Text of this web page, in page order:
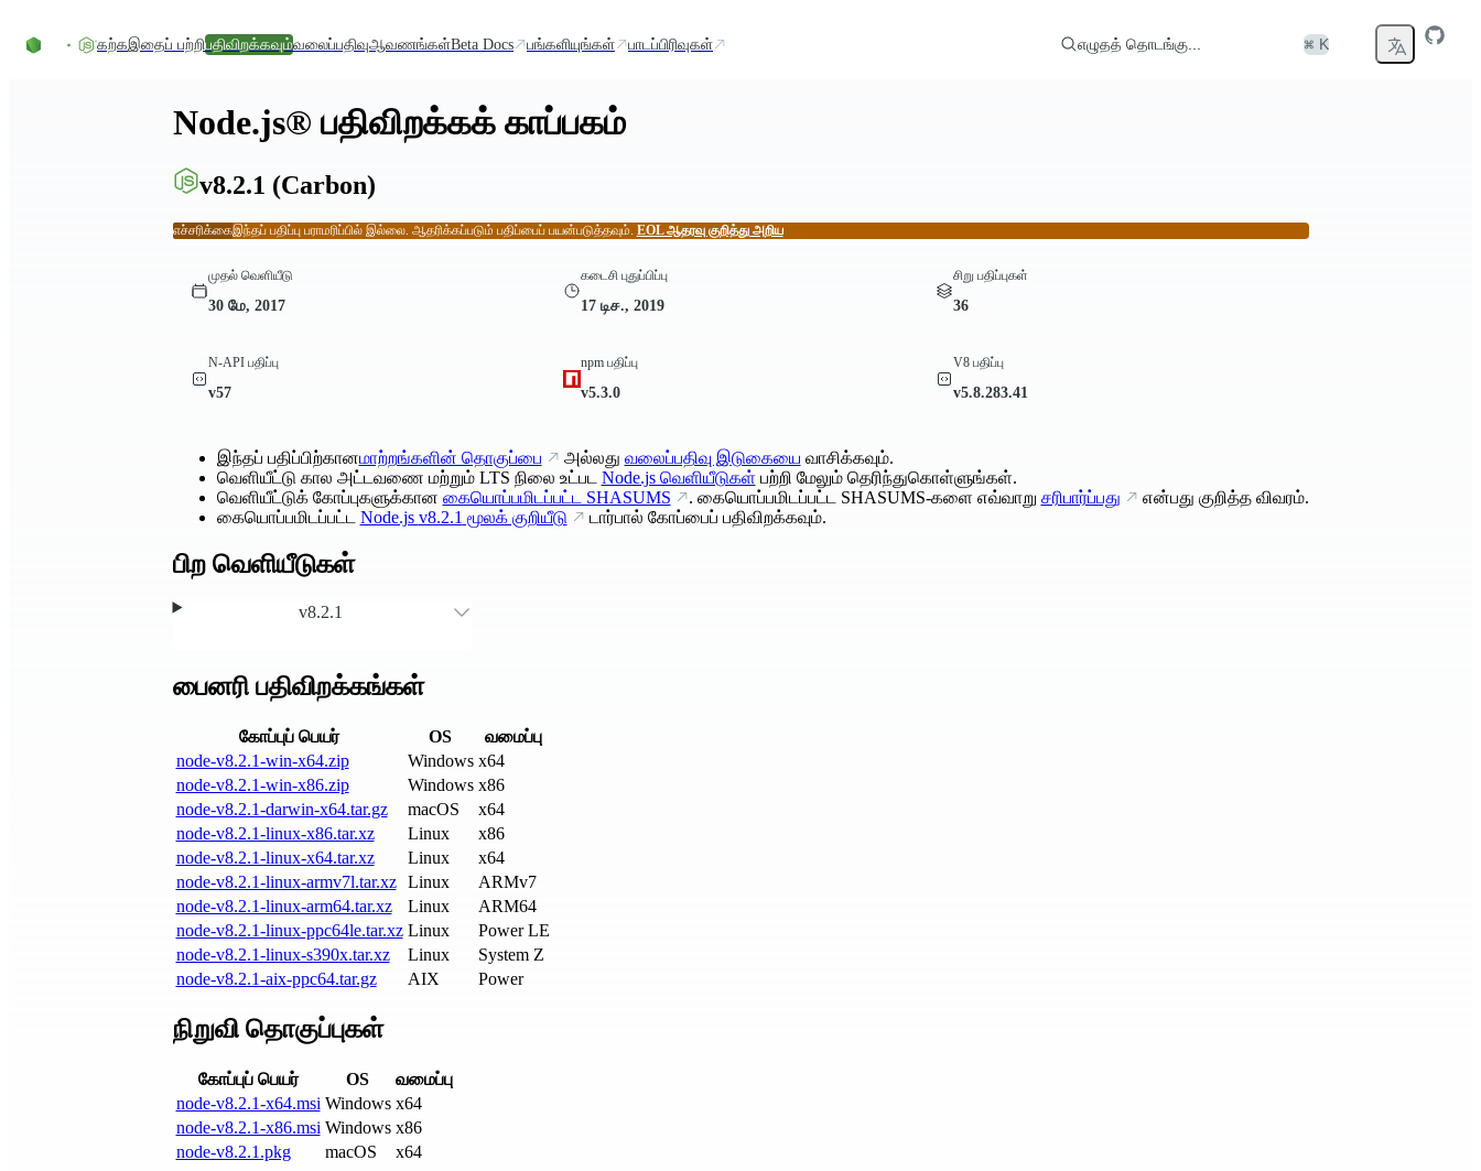
கற்கஇதைப் பற்றிபதிவிறக்கவும்வலைப்பதிவுஆவணங்கள்Beta Docs பங்களியுங்கள் பாடப்பிரிவுகள் எழுதத் தொடங்கு... ⌘ K
Node.js® பதிவிறக்கக் காப்பகம்
v8.2.1 (Carbon)
எச்சரிக்கைஇந்தப் பதிப்பு பராமரிப்பில் இல்லை. ஆதரிக்கப்படும் பதிப்பைப் பயன்படுத்தவும். EOL ஆதரவு குறித்து அறிய
முதல் வெளியீடு
30 மே, 2017
கடைசி புதுப்பிப்பு
17 டிச., 2019
சிறு பதிப்புகள்
36
N-API பதிப்பு
v57
npm பதிப்பு
v5.3.0
V8 பதிப்பு
v5.8.283.41
இந்தப் பதிப்பிற்கானமாற்றங்களின் தொகுப்பை அல்லது வலைப்பதிவு இடுகையை வாசிக்கவும்.
வெளியீட்டு கால அட்டவணை மற்றும் LTS நிலை உட்பட Node.js வெளியீடுகள் பற்றி மேலும் தெரிந்துகொள்ளுங்கள்.
வெளியீட்டுக் கோப்புகளுக்கான கையொப்பமிடப்பட்ட SHASUMS . கையொப்பமிடப்பட்ட SHASUMS-களை எவ்வாறு சரிபார்ப்பது
என்பது குறித்த விவரம்.
கையொப்பமிடப்பட்ட Node.js v8.2.1 மூலக் குறியீடு டார்பால் கோப்பைப் பதிவிறக்கவும்.
பிற வெளியீடுகள்
v8.2.1
பைனரி பதிவிறக்கங்கள்
கோப்புப் பெயர் OS
வமைப்பு
node-v8.2.1-win-x64.zip
Windows x64
node-v8.2.1-win-x86.zip
Windows x86
node-v8.2.1-darwin-x64.tar.gz
macOS
x64
node-v8.2.1-linux-x86.tar.xz
Linux
x86
node-v8.2.1-linux-x64.tar.xz
Linux
x64
node-v8.2.1-linux-armv7l.tar.xz
Linux
ARMv7
node-v8.2.1-linux-arm64.tar.xz
Linux
ARM64
node-v8.2.1-linux-ppc64le.tar.xz Linux
Power LE
node-v8.2.1-linux-s390x.tar.xz
Linux
System Z
node-v8.2.1-aix-ppc64.tar.gz
AIX Power
நிறுவி தொகுப்புகள்
கோப்புப் பெயர் OS
வமைப்பு
node-v8.2.1-x64.msi Windows x64
node-v8.2.1-x86.msi Windows x86
node-v8.2.1.pkg
macOS x64